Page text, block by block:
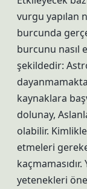
vurgu yapılan
burcunda
burcunu nasıl
şekildedir:
kaynaklara
dolunay,
olabilir.
etmeleri
yetenekleri